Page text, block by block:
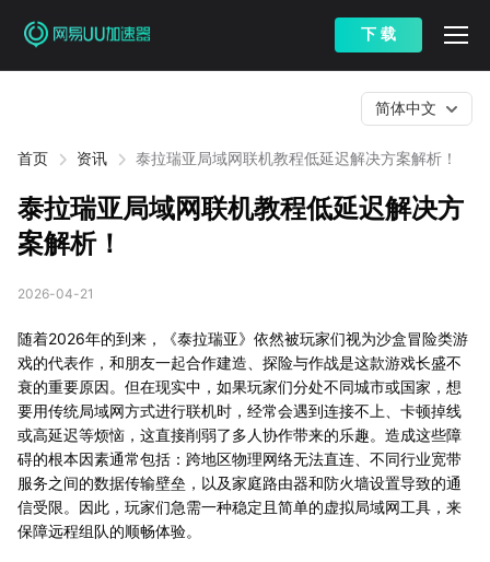
下 载
首页 资讯 泰拉瑞亚局域网联机教程低延迟解决方案解析！
简体中文
泰拉瑞亚局域网联机教程低延迟解决方
案解析！
2026-04-21
随着2026年的到来，《泰拉瑞亚》依然被玩家们视为沙盒冒险类游
戏的代表作，和朋友一起合作建造、探险与作战是这款游戏长盛不
衰的重要原因。但在现实中，如果玩家们分处不同城市或国家，想
要用传统局域网方式进行联机时，经常会遇到连接不上、卡顿掉线
或高延迟等烦恼，这直接削弱了多人协作带来的乐趣。造成这些障
碍的根本因素通常包括：跨地区物理网络无法直连、不同行业宽带
服务之间的数据传输壁垒，以及家庭路由器和防火墙设置导致的通
信受限。因此，玩家们急需一种稳定且简单的虚拟局域网工具，来
保障远程组队的顺畅体验。